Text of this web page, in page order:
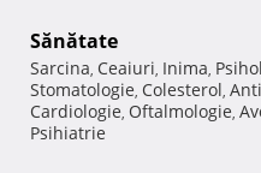
Sănătate
Sarcina, Ceaiuri, Inima,
Stomatologie, Colesterol,
Cardiologie, Oftalmologie,
Psihiatrie